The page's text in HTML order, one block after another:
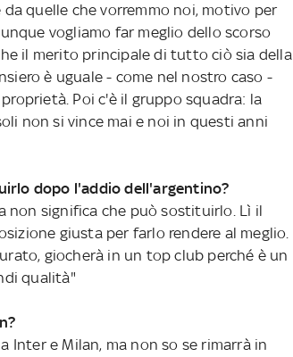
quelle che vorremmo noi, motivo per
vogliamo far meglio dello scorso
il merito principale di tutto ciò sia della
è uguale - come nel nostro caso -
Poi c'è il gruppo squadra: la
non si vince mai e noi in questi anni
dopo l'addio dell'argentino?
non significa che può sostituirlo. Lì il
giusta per farlo rendere al meglio.
giocherà in un top club perché è un
qualità"
Inter e Milan, ma non so se rimarrà in